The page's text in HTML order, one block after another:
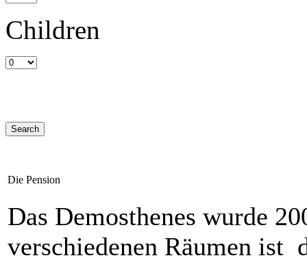
Children
Die Pension
Das Demosthenes wurde
verschiedenen Räumen ist